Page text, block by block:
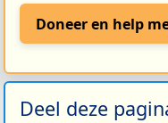
Doneer en help
Deel deze